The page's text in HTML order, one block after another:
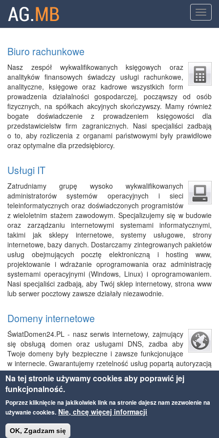
treści
Biuro rachunkowe
Nasz zespół wykwalifikowanych księgowych oraz
analityków finansowych świadczy usługi rachunkowe,
analityczne, księgowe oraz kadrowe wszystkich form
prowadzenia działalności gospodarczej, począwszy od osób
fizycznych, na spółkach akcyjnych skończywszy. Mamy również
bogate doświadczenie z prowadzeniem księgowości dla
przedstawicielstw firm zagranicznych. Nasi specjaliści zadbają
o to, aby rozliczenia z organami państwowymi były prawidłowe
oraz optymalne dla przedsiębiorcy.
Usługi IT
Zatrudniamy grupę wysoko wykwalifikowanych
administratorów systemów operacyjnych i sieci
teleinformatycznych oraz doświadczonych programistów
z wieloletnim stażem zawodowym. Specjalizujemy się w budowie
oraz zarządzaniu internetowymi systemami informatycznymi,
takimi jak sklepy internetowe, systemy usługowe, strony
internetowe, bazy danych. Dostarczamy zintegrowanych pakietów
usług obejmujących pocztę elektroniczną i hosting www,
projektowanie i wdrażanie oprogramowania oraz administrację
systemami operacyjnymi (Windows, Linux) i oprogramowaniem.
Nasi specjaliści zadbają, aby Twój sklep internetowy, strona www
lub serwer pocztowy zawsze działały niezawodnie.
Domeny internetowe
ŚwiatDomen24.PL - nasz serwis internetowy, zajmujący
się obsługą domen oraz usługami DNS, zadba aby
Twoje domeny były bezpieczne i zawsze funkcjonujące
w internecie. Gwarantujemy rzetelność usług popartą autoryzacją
rejestru NASK.
AGMB Sp. z o.o. © 2021
Na tej stronie używamy cookies aby poprawić jej
funkcjonalność.
Poprzez kliknięcie na jakikolwiek link na stronie dajesz nam zezwolenie na
używanie cookies. Nie, chcę więcej informacji
OK, Zgadzam się